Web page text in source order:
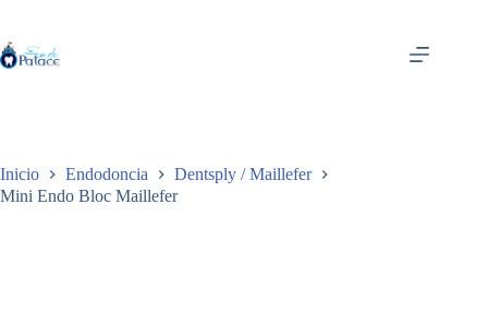
contenido
Inicio Endodoncia
Dentsply / Maillefer
Mini Endo Bloc Maillefer